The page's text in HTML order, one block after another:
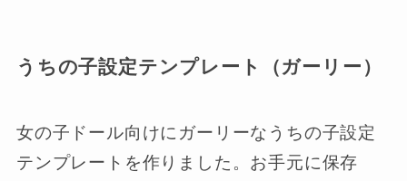
うちの子設定テンプレート（ガーリー）
女の子ドール向けにガーリーなうちの子設定
テンプレートを作りました。お手元に保存